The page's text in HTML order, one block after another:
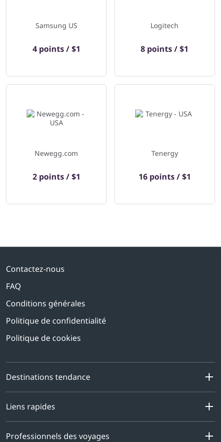
Samsung US
4 points / $1
Logitech
8 points / $1
Newegg.com
2 points / $1
Tenergy
16 points / $1
Contactez-nous
FAQ
Conditions générales
Politique de confidentialité
Politique de cookies
Destinations tendance
Liens rapides
Professionnels des voyages